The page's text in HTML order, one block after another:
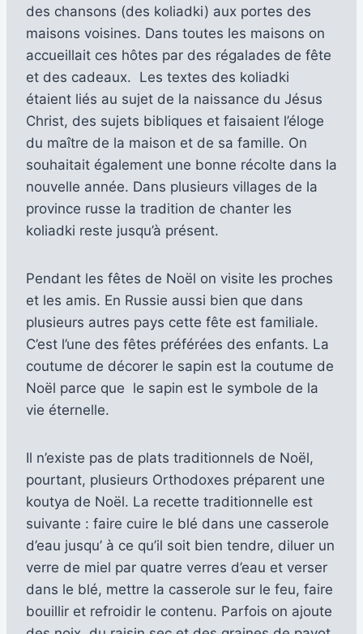
des chansons (des koliadki) aux portes des
maisons voisines. Dans toutes les maisons on
accueillait ces hôtes par des régalades de fête
et des cadeaux. Les textes des koliadki
étaient liés au sujet de la naissance du Jésus
Christ, des sujets bibliques et faisaient l’éloge
du maître de la maison et de sa famille. On
souhaitait également une bonne récolte dans la
nouvelle année. Dans plusieurs villages de la
province russe la tradition de chanter les
koliadki reste jusqu’à présent.
Pendant les fêtes de Noël on visite les proches
et les amis. En Russie aussi bien que dans
plusieurs autres pays cette fête est familiale.
C’est l’une des fêtes préférées des enfants. La
coutume de décorer le sapin est la coutume de
Noël parce que le sapin est le symbole de la
vie éternelle.
Il n’existe pas de plats traditionnels de Noël,
pourtant, plusieurs Orthodoxes préparent une
koutya de Noël. La recette traditionnelle est
suivante : faire cuire le blé dans une casserole
d’eau jusqu’ à ce qu’il soit bien tendre, diluer un
verre de miel par quatre verres d’eau et verser
dans le blé, mettre la casserole sur le feu, faire
bouillir et refroidir le contenu. Parfois on ajoute